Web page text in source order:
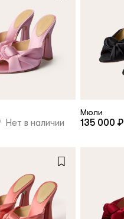
меня
Восстановить пароль
Нет в наличии
Мюли
135 000 ₽